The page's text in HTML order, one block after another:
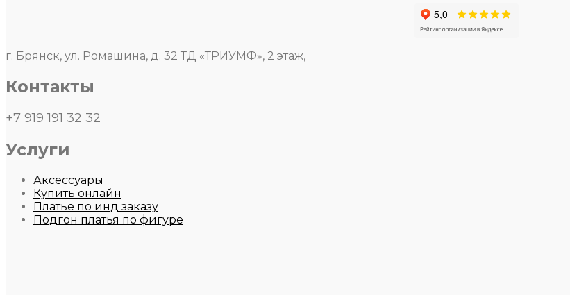
г. Брянск, ул. Ромашина, д. 32 ТД «ТРИУМФ», 2 этаж,
Контакты
+7 919 191 32 32
Услуги
Аксессуары
Купить онлайн
Платье по инд заказу
Подгон платья по фигуре